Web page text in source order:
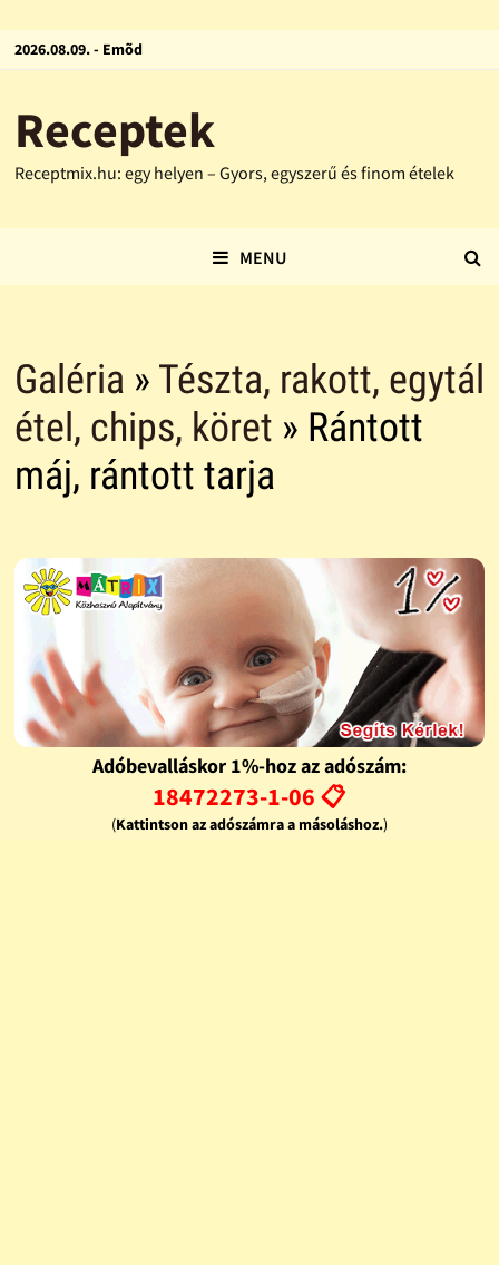
2026.08.09. - Emõd
Receptek
Receptmix.hu: egy helyen – Gyors, egyszerű és finom ételek
MENU
Galéria » Tészta, rakott, egytál
étel, chips, köret » Rántott
máj, rántott tarja
Adóbevalláskor 1%-hoz az adószám:
18472273-1-06 📋
(Kattintson az adószámra a másoláshoz.)